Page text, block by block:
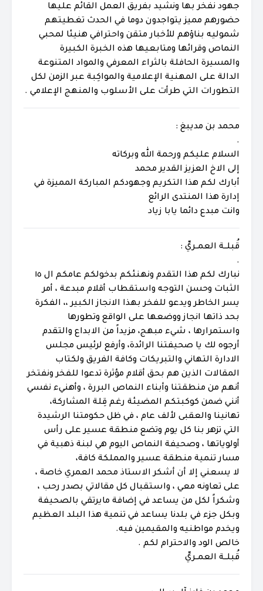
جهود نفخر بها ونشيد بفريق العمل القائم عليها
حضورهم مميز يتواجدون دوما في الحدث تغطيتهم
شموليه بناؤهم للأخبار متقن واحترافي هنيئا لمحبي
النماص وقرائها ومتابعيها هذه الخبرة الكبيرة
والمسيرة الحافلة بالثراء المعرفي والمواد المتنوعة
الدالة على المهنية الإعلامية والمواكِبة عبر الزمن لكل
التطورات التي طرأت على الأسلوب والمنهج الإعلامي .
محمد بن مديبغ :
.
السلام عليكم ورحمة الله وبركاته
إلى الاخ العزيز القدير محمد
أبارك لكم هذا التكريم وجهودكم المباركة المميزة في
إدارة هذا المنتدى الرائع
وانت مبدع دائما يابا زياد
قُبلــة العمــريِّ :
.
نبارك لكم هذا التقدم ونهنئكم بدخولكم عامكم ال ١٥
الثبات وحسن التوجه واستقطاب أقلام مبدعة ، أمر
يسر الخاطر ويدعو للفخر بهذا الانجاز الكبير ،، الفكرة
بحد ذاتها انجاز ووضعها على الواقع وتطورها
واستمرارها ، شيء مبهج، مزيداً من الابداع والتقدم
أرجوه لك يا صحيفتنا الرائدة، وأرفع لرئيس مجلس
الادارة التهاني والتبريكات وكافة الفريق ولكتاب
المقالات الذين هم بحق أقلام مؤثرة تدعوا للفخر ونفتخر
أنهم من منطقتنا وأبناء النماص البررة ، وأهنيء نفسي
أنني ضمن كوكبتكم المضيئة رغم قِلة المشاركة،
تهانينا والعقبى لألف عام ، في ظل حكومتنا الرشيدة
التي تزهر بنا كل يوم وتضع منطقة عسير على رأس
أولوياتها ، وصحيفة النماص اليوم هي لبنة ذهبية في
مسار تنمية منطقة عسير والمملكة كافة،
لا يسعني إلا أن أشكر الاستاذ محمد العمري خاصة ،
على تعاونه معي ، واستقبال كل مقالاتي بصدر رحب ،
وشكراً لكل من يساعد في إضافة مايرتقي بالصحيفة
وبكل جزء في بلدنا يساعد في تنمية هذا البلد العظيم
ويخدم مواطنيه والمقيمين فيه.
خالص الود والاحترام لكم .
قُبلــة العمــريِّ